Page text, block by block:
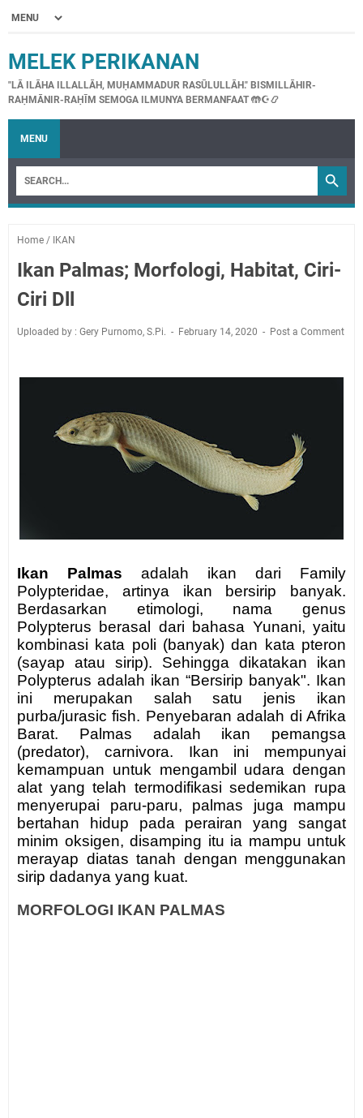
MELEK PERIKANAN
"LĀ ILĀHA ILLALLĀH, MUḤAMMADUR RASŪLULLĀH." BISMILLĀHIR-
RAḤMĀNIR-RAḤĪM SEMOGA ILMUNYA BERMANFAAT 🤲☪📿
MENU
Home / IKAN
Ikan Palmas; Morfologi, Habitat, Ciri-
Ciri Dll
Uploaded by : Gery Purnomo, S.Pi. February 14, 2020 Post a Comment
Ikan Palmas adalah ikan dari Family
Polypteridae, artinya ikan bersirip banyak.
Berdasarkan etimologi, nama genus
Polypterus berasal dari bahasa Yunani, yaitu
kombinasi kata poli (banyak) dan kata pteron
(sayap atau sirip). Sehingga dikatakan ikan
Polypterus adalah ikan “Bersirip banyak". Ikan
ini merupakan salah satu jenis ikan
purba/jurasic fish. Penyebaran adalah di Afrika
Barat. Palmas adalah ikan pemangsa
(predator), carnivora. Ikan ini mempunyai
kemampuan untuk mengambil udara dengan
alat yang telah termodifikasi sedemikan rupa
menyerupai paru-paru, palmas juga mampu
bertahan hidup pada perairan yang sangat
minim oksigen, disamping itu ia mampu untuk
merayap diatas tanah dengan menggunakan
sirip dadanya yang kuat.
MORFOLOGI IKAN PALMAS